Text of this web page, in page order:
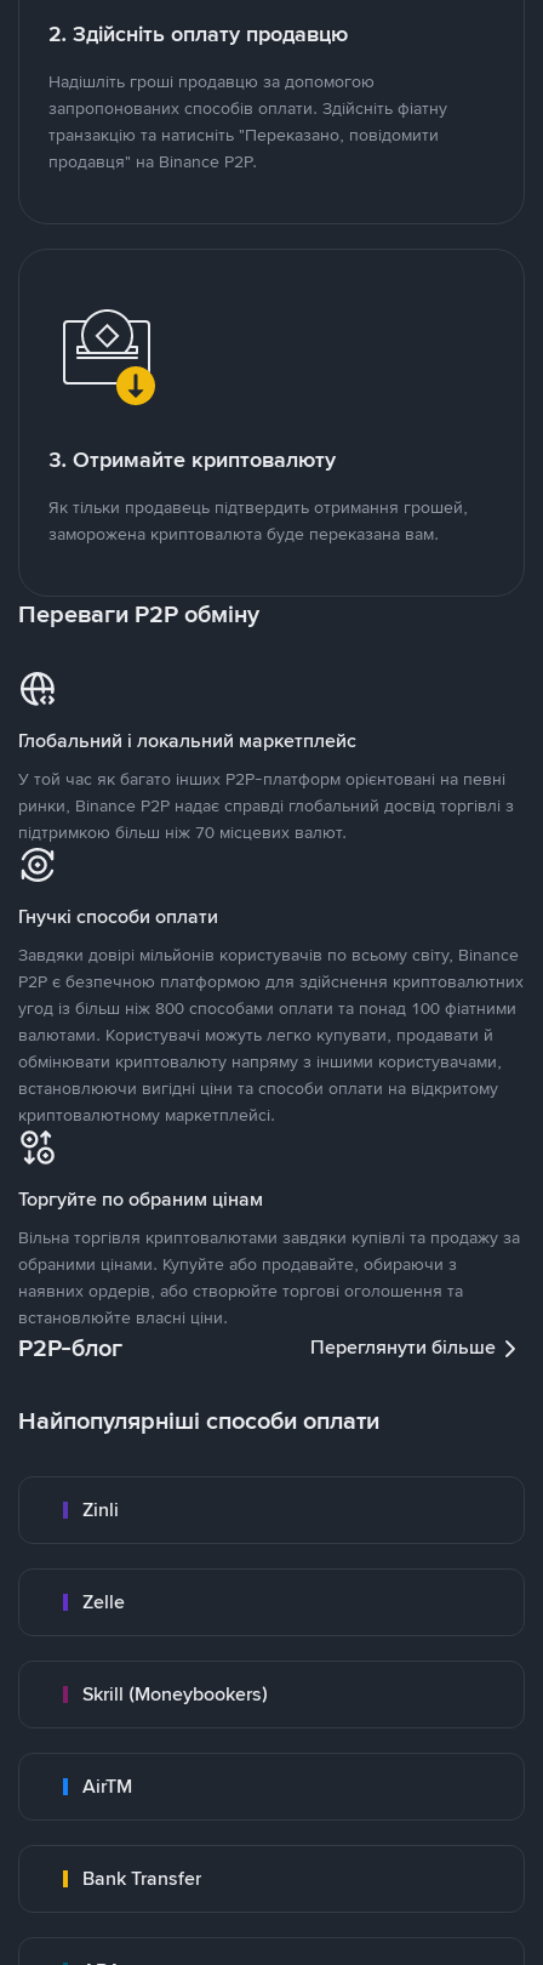
2. Здійсніть оплату продавцю
Надішліть гроші продавцю за допомогою
запропонованих способів оплати. Здійсніть фіатну
транзакцію та натисніть "Переказано, повідомити
продавця" на Binance P2P.
3. Отримайте криптовалюту
Як тільки продавець підтвердить отримання грошей,
заморожена криптовалюта буде переказана вам.
Переваги P2P обміну
Глобальний і локальний маркетплейс
У той час як багато інших P2P-платформ орієнтовані на певні
ринки, Binance P2P надає справді глобальний досвід торгівлі з
підтримкою більш ніж 70 місцевих валют.
Гнучкі способи оплати
Завдяки довірі мільйонів користувачів по всьому світу, Binance
P2P є безпечною платформою для здійснення криптовалютних
угод із більш ніж 800 способами оплати та понад 100 фіатними
валютами. Користувачі можуть легко купувати, продавати й
обмінювати криптовалюту напряму з іншими користувачами,
встановлюючи вигідні ціни та способи оплати на відкритому
криптовалютному маркетплейсі.
Торгуйте по обраним цінам
Вільна торгівля криптовалютами завдяки купівлі та продажу за
обраними цінами. Купуйте або продавайте, обираючи з
наявних ордерів, або створюйте торгові оголошення та
встановлюйте власні ціни.
P2P-блог Переглянути більше
Найпопулярніші способи оплати
Zinli
Zelle
Skrill (Moneybookers)
AirTM
Bank Transfer